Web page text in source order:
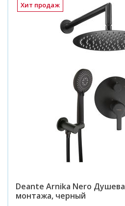
Хит продаж
Deante Arnika Nero
монтажа, черный